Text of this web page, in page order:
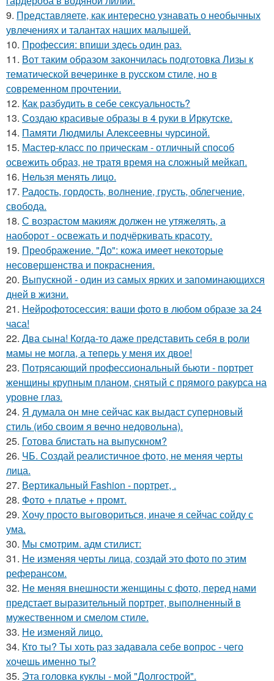
9. Представляете, как интересно узнавать о необычных
увлечениях и талантах наших малышей.
10. Профессия: впиши здесь один раз.
11. Вот таким образом закончилась подготовка Лизы к
тематической вечеринке в русском стиле, но в
современном прочтении.
12. Как разбудить в себе сексуальность?
13. Создаю красивые образы в 4 руки в Иркутске.
14. Памяти Людмилы Алексеевны чурсиной.
15. Мастер-класс по прическам - отличный способ
освежить образ, не тратя время на сложный мейкап.
16. Нельзя менять лицо.
17. Радость, гордость, волнение, грусть, облегчение,
свобода.
18. С возрастом макияж должен не утяжелять, а
наоборот - освежать и подчёркивать красоту.
19. Преображение. "До": кожа имеет некоторые
несовершенства и покраснения.
20. Выпускной - один из самых ярких и запоминающихся
дней в жизни.
21. Нейрофотосессия: ваши фото в любом образе за 24
часа!
22. Два сына! Когда-то даже представить себя в роли
мамы не могла, а теперь у меня их двое!
23. Потрясающий профессиональный бьюти - портрет
женщины крупным планом, снятый с прямого ракурса на
уровне глаз.
24. Я думала он мне сейчас как выдаст суперновый
стиль (ибо своим я вечно недовольна).
25. Готова блистать на выпускном?
26. ЧБ. Создай реалистичное фото, не меняя черты
лица.
27. Вертикальный Fashion - портрет, .
28. Фото + платье + промт.
29. Хочу просто выговориться, иначе я сейчас сойду с
ума.
30. Мы смотрим. адм стилист:
31. Не изменяя черты лица, создай это фото по этим
реферансом.
32. Не меняя внешности женщины с фото, перед нами
предстает выразительный портрет, выполненный в
мужественном и смелом стиле.
33. Не изменяй лицо.
34. Кто ты? Ты хоть раз задавала себе вопрос - чего
хочешь именно ты?
35. Эта головка куклы - мой "Долгострой".